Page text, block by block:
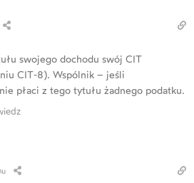
swojego dochodu swój CIT
CIT-8). Wspólnik – jeśli
płaci z tego tytułu żadnego podatku.